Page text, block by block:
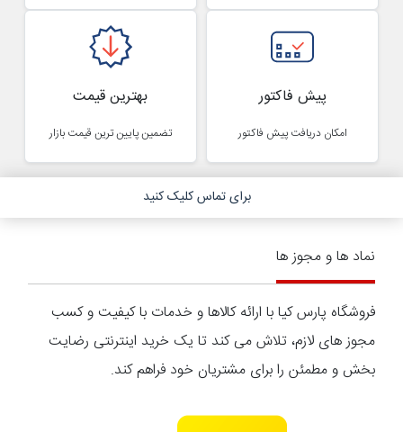
پیش فاکتور
امکان دریافت پیش فاکتور
بهترین قیمت
تضمین پایین ترین قیمت بازار
برای تماس کلیک کنید
نماد ها و مجوز ها
فروشگاه پارس کیا با ارائه کالاها و خدمات با کیفیت و کسب
مجوز های لازم، تلاش می کند تا یک خرید اینترنتی رضایت
بخش و مطمئن را برای مشتریان خود فراهم کند.